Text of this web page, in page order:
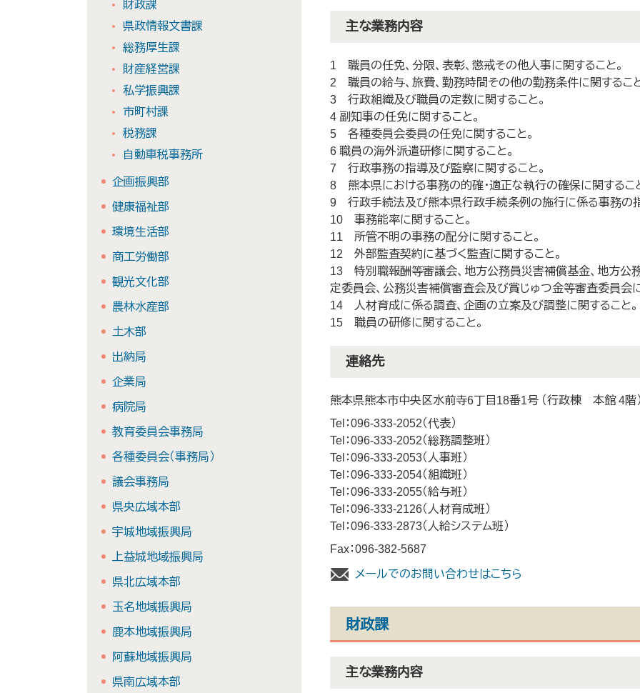
主な業務内容
1 職員の任免、分限、表彰、懲戒その他人事に関すること。
2 職員の給与、旅費、勤務時間その他の勤務条件に関するこ
3 行政組織及び職員の定数に関すること。
4 副知事の任免に関すること。
5 各種委員会委員の任免に関すること。
6 職員の海外派遣研修に関すること。
7 行政事務の指導及び監察に関すること。
8 熊本県における事務の的確・適正な執行の確保に関するこ
9 行政手続法及び熊本県行政手続条例の施行に係る事務の
10 事務能率に関すること。
11 所管不明の事務の配分に関すること。
12 外部監査契約に基づく監査に関すること。
13 特別職報酬等審議会、地方公務員災害補償基金、地方公
定委員会、公務災害補償審査会及び賞じゅつ金等審査委員会
14 人材育成に係る調査、企画の立案及び調整に関すること。
15 職員の研修に関すること。
連絡先
熊本県熊本市中央区水前寺6丁目18番1号 （行政棟 本館 4階
Tel：096-333-2052 代表
Tel：096-333-2052 総務調整班
Tel：096-333-2053 人事班
Tel：096-333-2054 組織班
Tel：096-333-2055 給与班
Tel：096-333-2126 人材育成班
Tel：096-333-2873 人給システム班
Fax：096-382-5687
メールでのお問い合わせはこちら
財政課
主な業務内容
財政課
県政情報文書課
総務厚生課
財産経営課
私学振興課
市町村課
税務課
自動車税事務所
企画振興部
健康福祉部
環境生活部
商工労働部
観光文化部
農林水産部
土木部
出納局
企業局
病院局
教育委員会事務局
各種委員会（事務局）
議会事務局
県央広域本部
宇城地域振興局
上益城地域振興局
県北広域本部
玉名地域振興局
鹿本地域振興局
阿蘇地域振興局
県南広域本部